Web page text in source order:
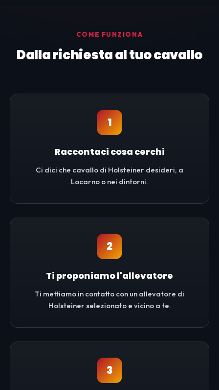
COME FUNZIONA
Dalla richiesta al tuo cavallo
1
Raccontaci cosa cerchi
Ci dici che cavallo di Holsteiner desideri, a
Locarno o nei dintorni.
2
Ti proponiamo l'allevatore
Ti mettiamo in contatto con un allevatore di
Holsteiner selezionato e vicino a te.
3